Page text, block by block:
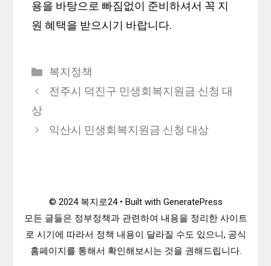
용을 바탕으로 빠짐없이 준비하셔서 꼭 지
원 혜택을 받으시기 바랍니다.
카
테
복지정책
전주시 덕진구 민생회복지원금 신청 대
상
익산시 민생회복지원금 신청 대상
© 2024 복지로24 • Built with GeneratePress
모든 글들은 정부정책과 관련하여 내용을 정리한 사이트
로 시기에 따라서 정책 내용이 달라질 수도 있으니, 공식
홈페이지를 통해서 확인해보시는 것을 권해드립니다.